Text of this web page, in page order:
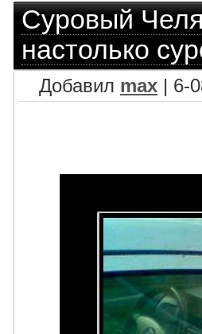
Суровый
настолько
Добавил max | 6-